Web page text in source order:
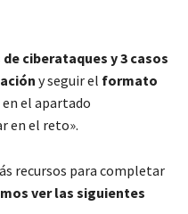
de ciberataques y 3 casos
y seguir el formato
en el apartado
en el reto».
recursos para completar
ver las siguientes